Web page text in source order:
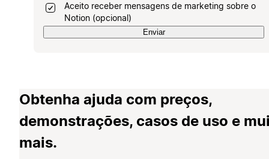
Aceito receber mensagens de marketing sobre o
Notion (opcional)
Enviar
Obtenha ajuda com preços,
demonstrações, casos de uso e
mais.